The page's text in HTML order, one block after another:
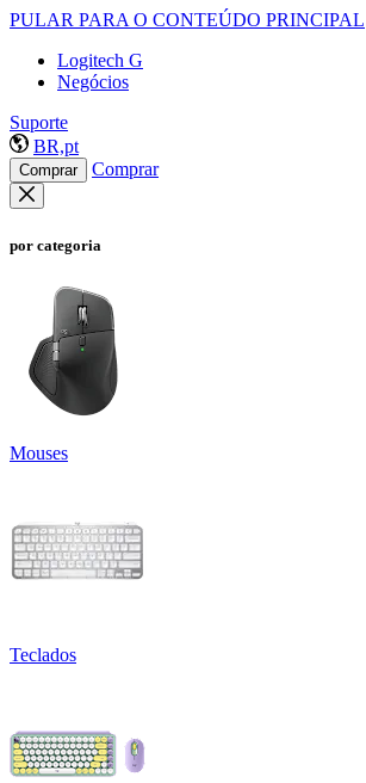
PULAR PARA O CONTEÚDO PRINCIPAL
Logitech G
Negócios
Suporte
BR,pt
Comprar Comprar
por categoria
Mouses
Teclados